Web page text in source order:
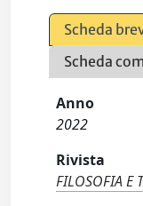
Scheda
Scheda
Anno
2022
Rivista
FILOSOFIA E